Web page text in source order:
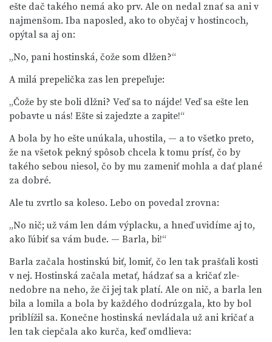
ešte dač takého nemá ako prv. Ale on nedal znať sa ani v
najmenšom. Iba naposled, ako to obyčaj v hostincoch,
opýtal sa aj on:
„No, pani hostinská, čože som dlžen?“
A milá prepelička zas len prepeľuje:
„Čože by ste boli dlžni? Veď sa to nájde! Veď sa ešte len
pobavte u nás! Ešte si zajedzte a zapite!“
A bola by ho ešte unúkala, uhostila, — a to všetko preto,
že na všetok pekný spôsob chcela k tomu prísť, čo by
takého sebou niesol, čo by mu zameniť mohla a dať plané
za dobré.
Ale tu zvrtlo sa koleso. Lebo on povedal zrovna:
„No nič; už vám len dám výplacku, a hneď uvidíme aj to,
ako ľúbiť sa vám bude. — Barla, bi!“
Barla začala hostinskú biť, lomiť, čo len tak prašťali kosti
v nej. Hostinská začala metať, hádzať sa a kričať zle-
nedobre na neho, že či jej tak platí. Ale on nič, a barla len
bila a lomila a bola by každého dodrúzgala, kto by bol
priblížil sa. Konečne hostinská nevládala už ani kričať a
len tak ciepčala ako kurča, keď omdlieva: